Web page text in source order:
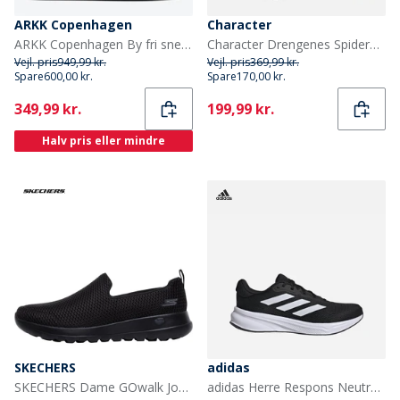
ARKK Copenhagen
ARKK Copenhagen By fri sneakers Brown Tofu
Vejl. pris949,99 kr.
Spare600,00 kr.
Current
349,99 kr.
Halv pris eller mindre
Character
Character Drengenes Spiderman Øjne Lys Op Træningssko Røde
Vejl. pris369,99 kr.
Spare170,00 kr.
Current
199,99 kr.
SKECHERS
SKECHERS Dame GOwalk Joy Træningssko Sort/Sort
adidas
adidas Herre Respons Neutrale Løbesko Core Black/Cloud White/Core Black